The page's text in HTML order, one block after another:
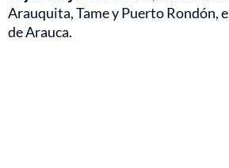
Arauquita, Tame y Puerto Rondón,
de Arauca.